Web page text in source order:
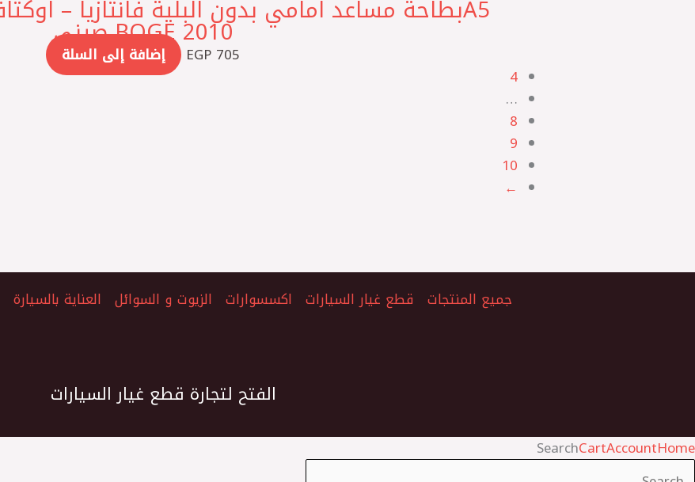
2010 BOGE صيني
EGP 705 إضافة إلى السلة
4
…
8
9
10
←
جميع المنتجات قطع غيار السيارات اكسسوارات الزيوت و السوائل العناية بالسيارة
الفتح لتجارة قطع غيار السيارات
Home
Account
Cart
Search